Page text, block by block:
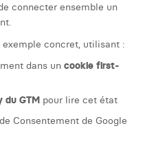
connecter ensemble un
concret, utilisant :
dans un cookie first-
du GTM pour lire cet état
Consentement de Google